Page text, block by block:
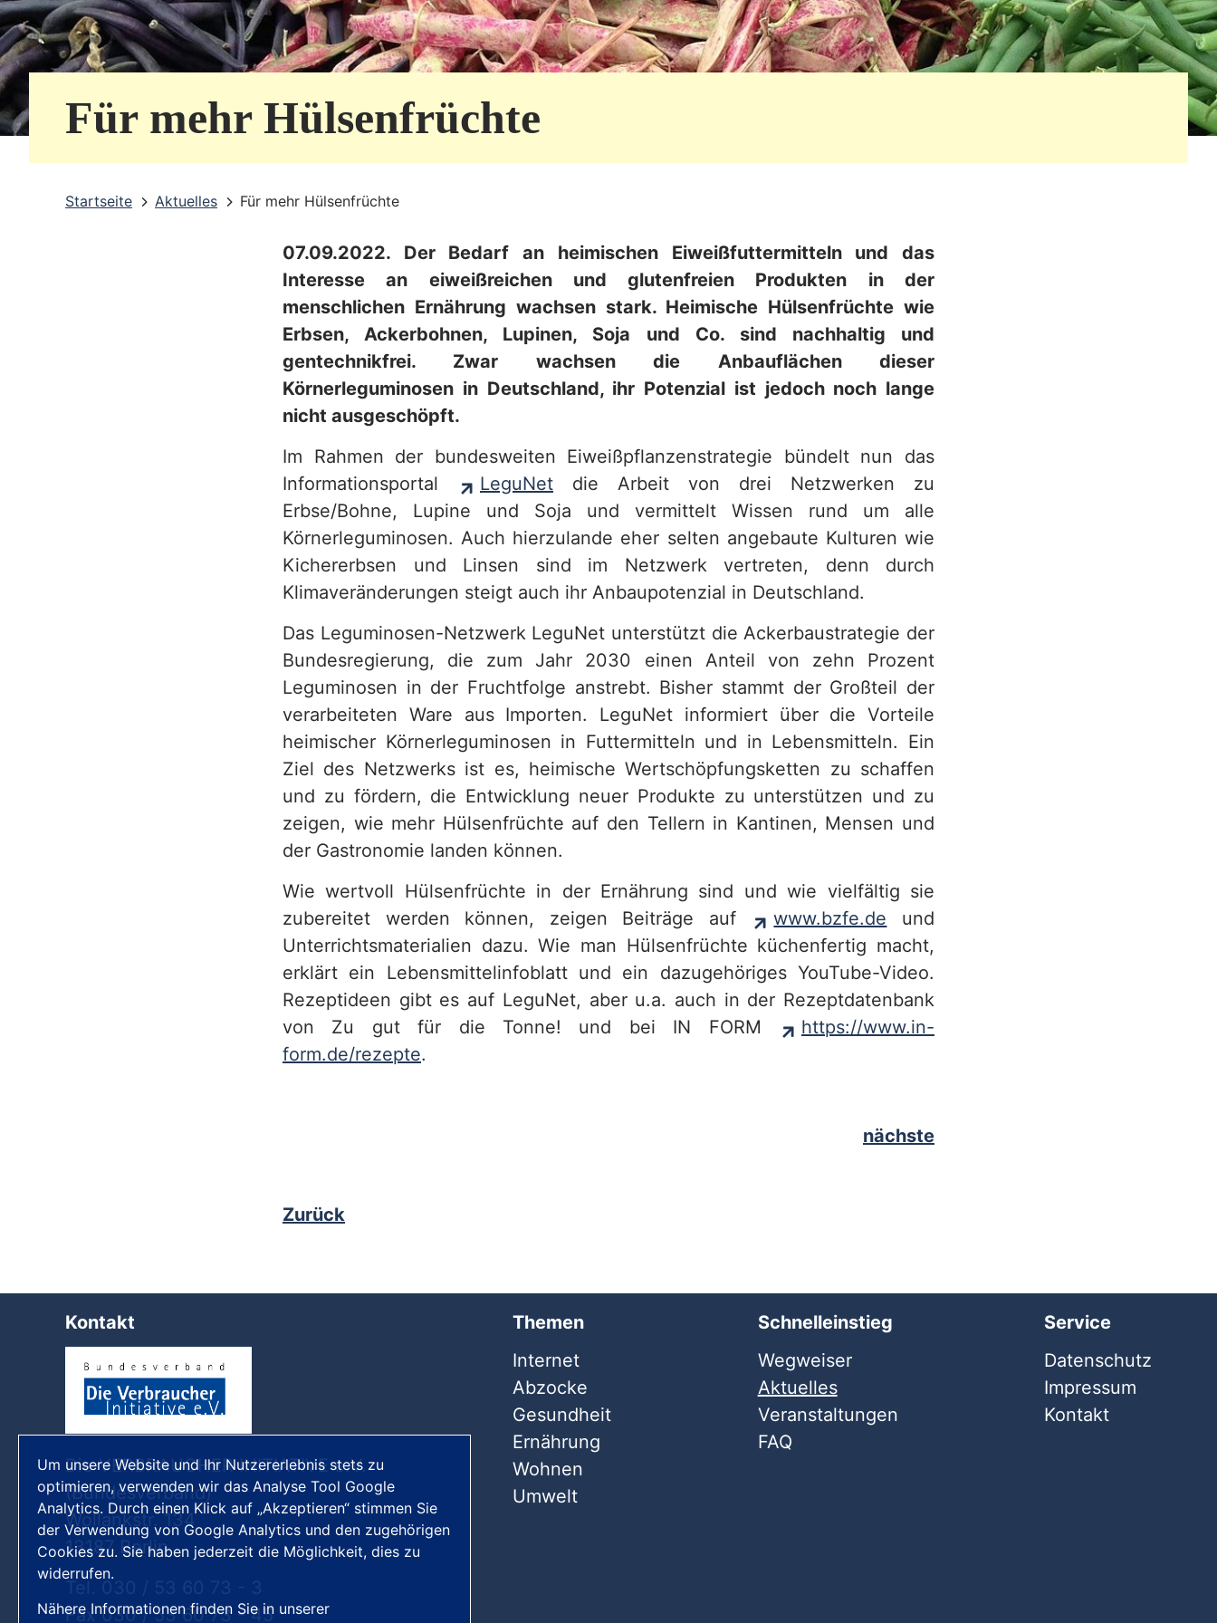
Für mehr Hülsenfrüchte
Startseite Aktuelles Für mehr Hülsenfrüchte
07.09.2022. Der Bedarf an heimischen Eiweißfuttermitteln und das
Interesse an eiweißreichen und glutenfreien Produkten in der
menschlichen Ernährung wachsen stark. Heimische Hülsenfrüchte wie
Erbsen, Ackerbohnen, Lupinen, Soja und Co. sind nachhaltig und
gentechnikfrei. Zwar wachsen die Anbauflächen dieser
Körnerleguminosen in Deutschland, ihr Potenzial ist jedoch noch lange
nicht ausgeschöpft.
Im Rahmen der bundesweiten Eiweißpflanzenstrategie bündelt nun das
Informationsportal
LeguNet die Arbeit von drei Netzwerken zu
Erbse/Bohne, Lupine und Soja und vermittelt Wissen rund um alle
Körnerleguminosen. Auch hierzulande eher selten angebaute Kulturen wie
Kichererbsen und Linsen sind im Netzwerk vertreten, denn durch
Klimaveränderungen steigt auch ihr Anbaupotenzial in Deutschland.
Das Leguminosen-Netzwerk LeguNet unterstützt die Ackerbaustrategie der
Bundesregierung, die zum Jahr 2030 einen Anteil von zehn Prozent
Leguminosen in der Fruchtfolge anstrebt. Bisher stammt der Großteil der
verarbeiteten Ware aus Importen. LeguNet informiert über die Vorteile
heimischer Körnerleguminosen in Futtermitteln und in Lebensmitteln. Ein
Ziel des Netzwerks ist es, heimische Wertschöpfungsketten zu schaffen
und zu fördern, die Entwicklung neuer Produkte zu unterstützen und zu
zeigen, wie mehr Hülsenfrüchte auf den Tellern in Kantinen, Mensen und
der Gastronomie landen können.
Wie wertvoll Hülsenfrüchte in der Ernährung sind und wie vielfältig sie
zubereitet werden können, zeigen Beiträge auf
www.bzfe.de und
Unterrichtsmaterialien dazu. Wie man Hülsenfrüchte küchenfertig macht,
erklärt ein Lebensmittelinfoblatt und ein dazugehöriges YouTube-Video.
Rezeptideen gibt es auf LeguNet, aber u.a. auch in der Rezeptdatenbank
von Zu gut für die Tonne! und bei IN FORM
https://www.in-
form.de/rezepte.
nächste
Zurück
e
r
v
i
Kontakt
Die VERBRAUCHER INITIATIVE e.V.
(Bundesverband)
Wollankstr. 134
13187 Berlin
Fax 030 / 53 60 73 - 45
Themen
Internet
Abzocke
Gesundheit
Ernährung
Wohnen
Umwelt
Schnelleinstieg
Wegweiser
Aktuelles
Veranstaltungen
FAQ
Service
Datenschutz
Impressum
Kontakt
Um unsere Website und Ihr Nutzererlebnis stets zu
optimieren, verwenden wir das Analyse Tool Google
Analytics. Durch einen Klick auf „Akzeptieren“ stimmen Sie
der Verwendung von Google Analytics und den zugehörigen
Cookies zu. Sie haben jederzeit die Möglichkeit, dies zu
widerrufen.
Nähere Informationen finden Sie in unserer